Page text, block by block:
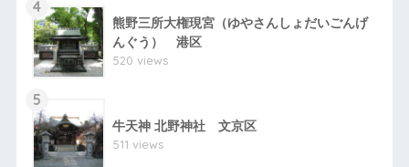
4
熊野三所大権現宮（ゆやさんしょだいごんげ
んぐう） 港区
520 views
5
牛天神 北野神社 文京区
511 views